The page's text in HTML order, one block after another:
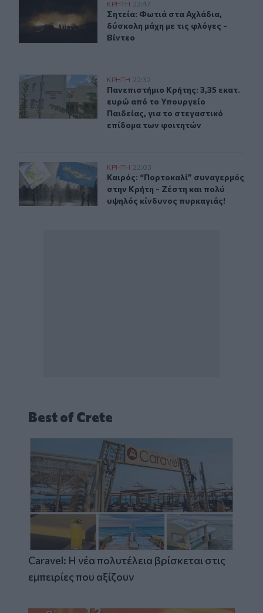
Σητεία: Φωτιά στα Αχλάδια, δύσκολη μάχη με τις
ΚΡΗΤΗ 22:47
Σητεία: Φωτιά στα Αχλάδια,
Σητεία: Φωτιά στα Αχλάδια,
δύσκολη μάχη με τις φλόγες -
Βίντεο
Πανεπιστήμιο Κρήτης: 3,35 εκατ. ευρώ από το
ΚΡΗΤΗ 22:32
Πανεπιστήμιο Κρήτης: 3,35 εκατ.
Πανεπιστήμιο Κρήτης: 3,35 εκατ.
ευρώ από το Υπουργείο
Παιδείας, για το στεγαστικό
επίδομα των φοιτητών
Καιρός: “Πορτοκαλί” συναγερμός στην Κρήτη - Ζέστη
ΚΡΗΤΗ 22:03
Καιρός: “Πορτοκαλί” συναγερμός
Καιρός: “Πορτοκαλί” συναγερμός
στην Κρήτη - Ζέστη και πολύ
υψηλός κίνδυνος πυρκαγιάς!
Best of Crete
Caravel: Η νέα πολυτέλεια βρίσκεται στις
εμπειρίες που αξίζουν